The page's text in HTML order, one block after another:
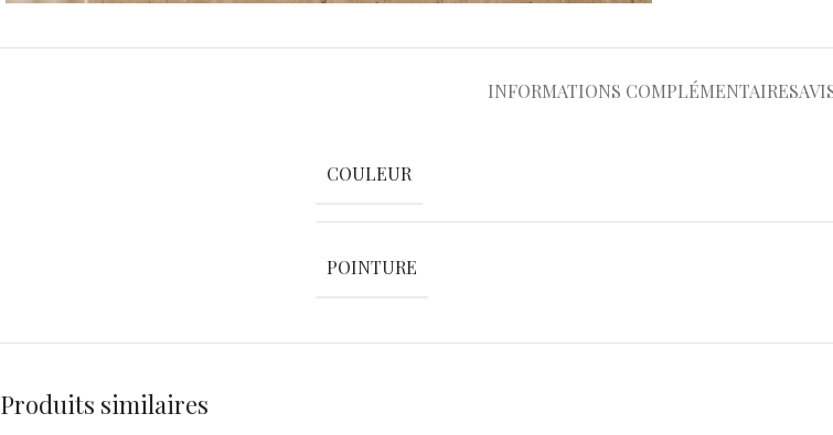
INFORMATIONS COMPLÉMENTAIRES
COULEUR
POINTURE
Produits similaires